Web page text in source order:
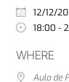
12/12/
18:00 -
WHERE
Aula de